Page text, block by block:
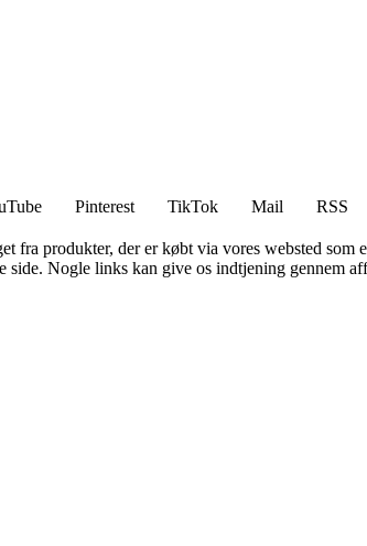
Pinterest TikTok Mail
RSS
fra produkter, der er købt via vores websted som
side. Nogle links kan give os indtjening gennem